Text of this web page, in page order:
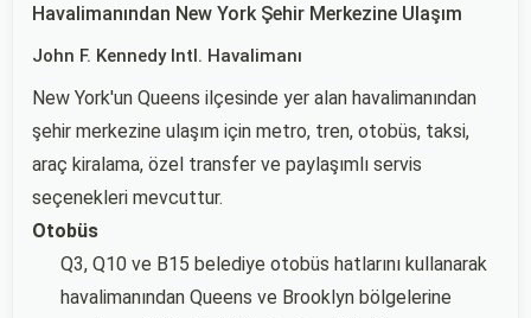
Havalimanından New York Şehir Merkezine Ulaşım
John F. Kennedy Intl. Havalimanı
New York'un Queens ilçesinde yer alan havalimanından
şehir merkezine ulaşım için metro, tren, otobüs, taksi,
araç kiralama, özel transfer ve paylaşımlı servis
seçenekleri mevcuttur.
Otobüs
Q3, Q10 ve B15 belediye otobüs hatlarını kullanarak
havalimanından Queens ve Brooklyn bölgelerine